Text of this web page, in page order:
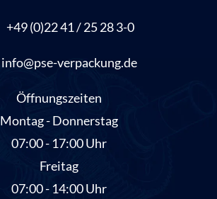
+49 (0)22 41 / 25 28 3-0
info@pse-verpackung.de
Öffnungszeiten
Montag - Donnerstag
07:00 - 17:00 Uhr
Freitag
07:00 - 14:00 Uhr